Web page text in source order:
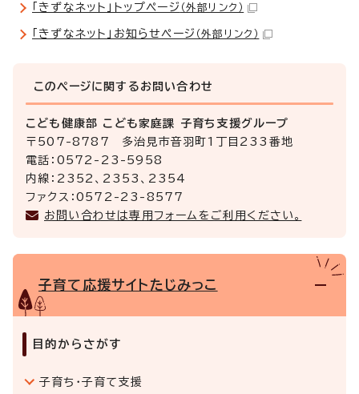
「きずなネット」トップページ （外部リンク）
「きずなネット」お知らせページ （外部リンク）
このページに関する お問い合わせ
こども健康部 こども家庭課 子育ち支援グループ
〒507-8787 多治見市音羽町1丁目233番地
電話：0572-23-5958
内線：2352、2353、2354
ファクス：0572-23-8577
お問い合わせは専用フォームをご利用ください。
子育て応援サイトたじみっこ
目的からさがす
子育ち・子育て支援